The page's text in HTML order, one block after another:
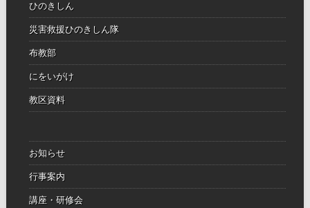
ひのきしん
災害救援ひのきしん隊
布教部
にをいがけ
教区資料
お知らせ
行事案内
講座・研修会